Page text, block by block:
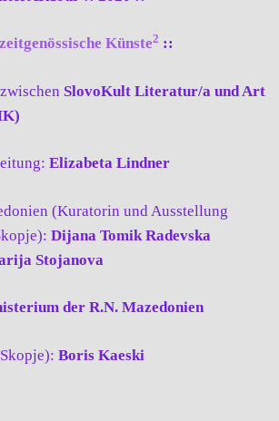
Künste2 ::
SlovoKult Literatur/a und Art
Elizabeta Lindner
(Kuratorin und Ausstellung
Dijana Tomik Radevska
Stojanova
der R.N. Mazedonien
Boris Kaeski